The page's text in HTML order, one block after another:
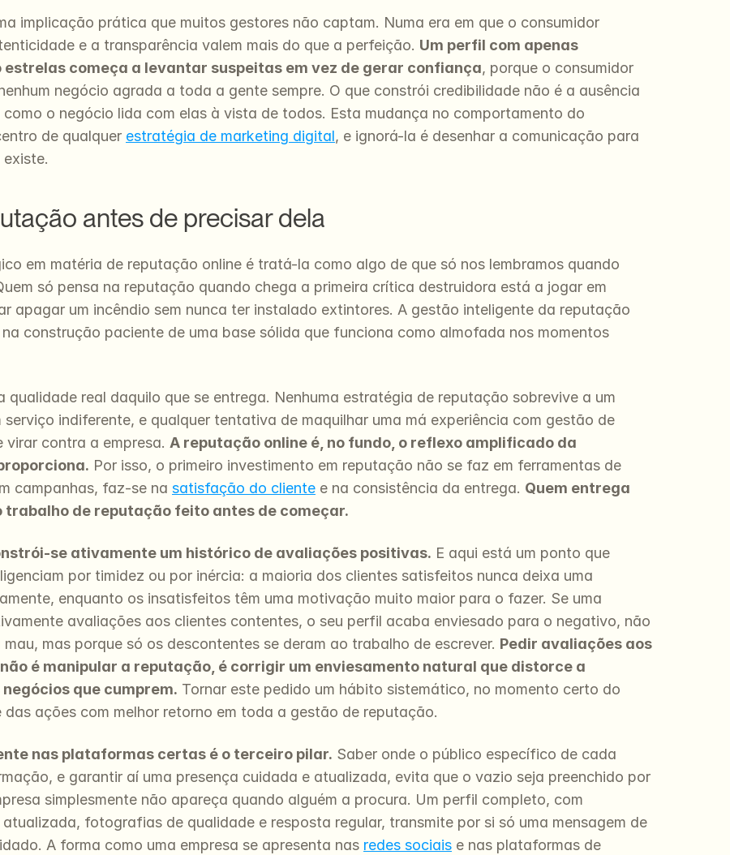
implicação prática que muitos gestores não captam. Numa era em que o consumidor
e a transparência valem mais do que a perfeição. Um perfil com apenas
começa a levantar suspeitas em vez de gerar confiança, porque o consumidor
negócio agrada a toda a gente sempre. O que constrói credibilidade não é a ausência
o negócio lida com elas à vista de todos. Esta mudança no comportamento do
de qualquer estratégia de marketing digital, e ignorá-la é desenhar a comunicação para
antes de precisar dela
em matéria de reputação online é tratá-la como algo de que só nos lembramos quando
só pensa na reputação quando chega a primeira crítica destruidora está a jogar em
apagar um incêndio sem nunca ter instalado extintores. A gestão inteligente da reputação
construção paciente de uma base sólida que funciona como almofada nos momentos
qualidade real daquilo que se entrega. Nenhuma estratégia de reputação sobrevive a um
serviço indiferente, e qualquer tentativa de maquilhar uma má experiência com gestão de
virar contra a empresa. A reputação online é, no fundo, o reflexo amplificado da
Por isso, o primeiro investimento em reputação não se faz em ferramentas de
campanhas, faz-se na satisfação do cliente e na consistência da entrega. Quem entrega
trabalho de reputação feito antes de começar.
se ativamente um histórico de avaliações positivas. E aqui está um ponto que
por timidez ou por inércia: a maioria dos clientes satisfeitos nunca deixa uma
enquanto os insatisfeitos têm uma motivação muito maior para o fazer. Se uma
avaliações aos clientes contentes, o seu perfil acaba enviesado para o negativo, não
mas porque só os descontentes se deram ao trabalho de escrever. Pedir avaliações aos
é manipular a reputação, é corrigir um enviesamento natural que distorce a
que cumprem. Tornar este pedido um hábito sistemático, no momento certo do
das ações com melhor retorno em toda a gestão de reputação.
nas plataformas certas é o terceiro pilar. Saber onde o público específico de cada
e garantir aí uma presença cuidada e atualizada, evita que o vazio seja preenchido por
simplesmente não apareça quando alguém a procura. Um perfil completo, com
fotografias de qualidade e resposta regular, transmite por si só uma mensagem de
A forma como uma empresa se apresenta nas redes sociais e nas plataformas de